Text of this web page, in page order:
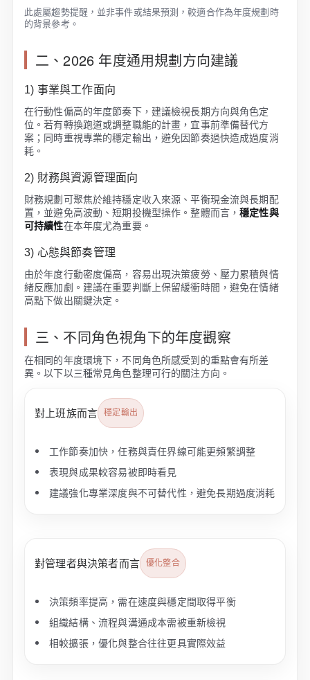
此處屬趨勢提醒，並非事件或結果預測，較適合作為年度規劃時
的背景參考。
二、2026 年度通用規劃方向建議
1) 事業與工作面向
在行動性偏高的年度節奏下，建議檢視長期方向與角色定
位。若有轉換跑道或調整職能的計畫，宜事前準備替代方
案；同時重視專業的穩定輸出，避免因節奏過快造成過度消
耗。
2) 財務與資源管理面向
財務規劃可聚焦於維持穩定收入來源、平衡現金流與長期配
置，並避免高波動、短期投機型操作。整體而言，穩定性與
可持續性在本年度尤為重要。
3) 心態與節奏管理
由於年度行動密度偏高，容易出現決策疲勞、壓力累積與情
緒反應加劇。建議在重要判斷上保留緩衝時間，避免在情緒
高點下做出關鍵決定。
三、不同角色視角下的年度觀察
在相同的年度環境下，不同角色所感受到的重點會有所差
異。以下以三種常見角色整理可行的關注方向。
對上班族而言 穩定輸出
工作節奏加快，任務與責任界線可能更頻繁調整
表現與成果較容易被即時看見
建議強化專業深度與不可替代性，避免長期過度消耗
對管理者與決策者而言 優化整合
決策頻率提高，需在速度與穩定間取得平衡
組織結構、流程與溝通成本需被重新檢視
相較擴張，優化與整合往往更具實際效益